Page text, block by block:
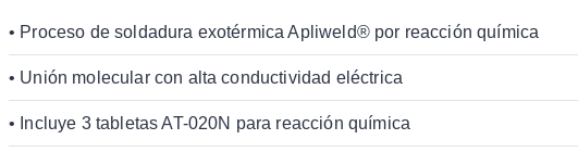
• Proceso de soldadura exotérmica Apliweld® por reacción química
• Unión molecular con alta conductividad eléctrica
• Incluye 3 tabletas AT-020N para reacción química